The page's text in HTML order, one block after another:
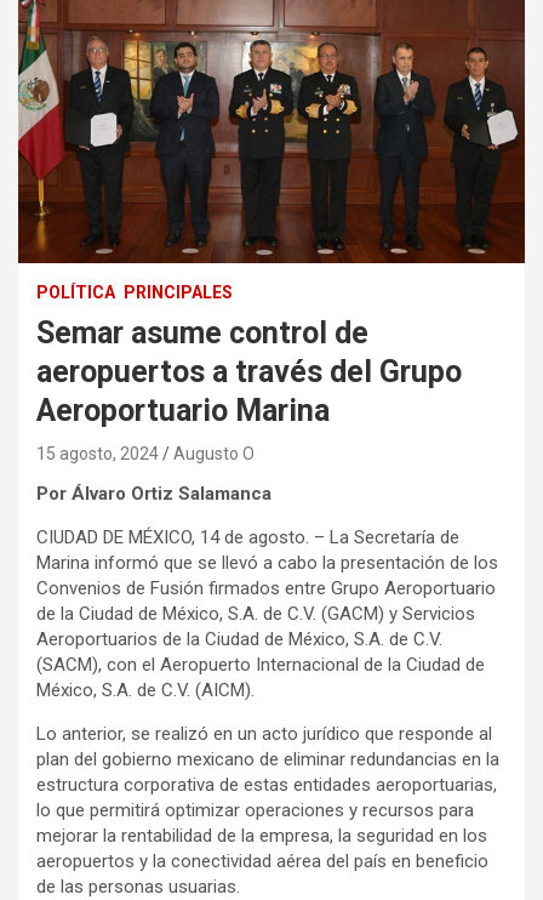
POLÍTICA PRINCIPALES
Semar asume control de
aeropuertos a través del Grupo
Aeroportuario Marina
15 agosto, 2024 Augusto O
Por Álvaro Ortiz Salamanca
CIUDAD DE MÉXICO, 14 de agosto. – La Secretaría de
Marina informó que se llevó a cabo la presentación de los
Convenios de Fusión firmados entre Grupo Aeroportuario
de la Ciudad de México, S.A. de C.V. (GACM) y Servicios
Aeroportuarios de la Ciudad de México, S.A. de C.V.
(SACM), con el Aeropuerto Internacional de la Ciudad de
México, S.A. de C.V. (AICM).
Lo anterior, se realizó en un acto jurídico que responde al
plan del gobierno mexicano de eliminar redundancias en la
estructura corporativa de estas entidades aeroportuarias,
lo que permitirá optimizar operaciones y recursos para
mejorar la rentabilidad de la empresa, la seguridad en los
aeropuertos y la conectividad aérea del país en beneficio
de las personas usuarias.